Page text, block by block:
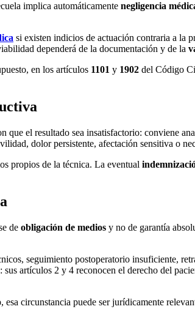
implica automáticamente negligencia
si existen indicios de actuación contraria a la
dependerá de la documentación y de la
en los artículos 1101 y 1902 del Código
que el resultado sea insatisfactorio: conviene
dolor persistente, afectación sensitiva o
propios de la técnica. La eventual
de obligación de medios y no de garantía
seguimiento postoperatorio insuficiente,
sus artículos 2 y 4 reconocen el derecho del
circunstancia puede ser jurídicamente